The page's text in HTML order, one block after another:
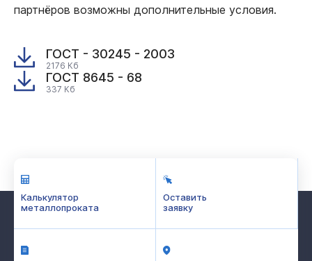
партнёров возможны дополнительные условия.
ГОСТ - 30245 - 2003
2176 Кб
ГОСТ 8645 - 68
337 Кб
Калькулятор
металлопроката
Оставить
заявку